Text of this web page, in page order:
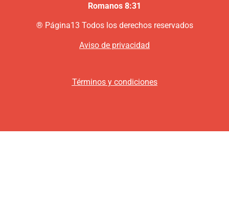
Romanos 8:31
® Página13 Todos los derechos reservados
Aviso de privacidad
Términos y condiciones